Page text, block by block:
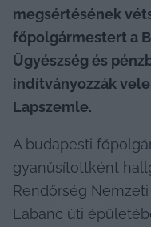
megsértésének
főpolgármestert a
Ügyészség és
indítványozzák
Lapszemle.
A budapesti
gyanúsítottként
Rendőrség
Labanc úti